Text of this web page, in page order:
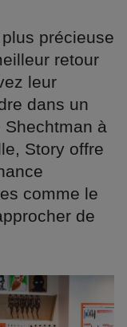
précieuse
retour
leur
dans un
à
Story offre
comme le
de